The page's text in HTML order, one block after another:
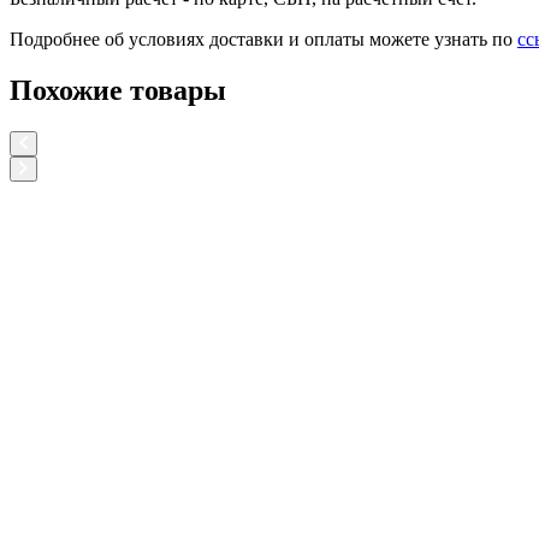
Подробнее об условиях доставки и оплаты можете узнать по
Похожие товары